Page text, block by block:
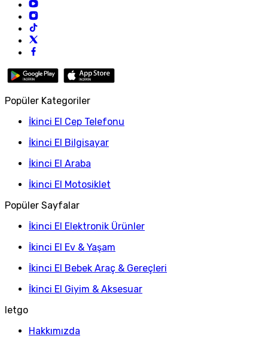
Popüler Kategoriler
İkinci El Cep Telefonu
İkinci El Bilgisayar
İkinci El Araba
İkinci El Motosiklet
Popüler Sayfalar
İkinci El Elektronik Ürünler
İkinci El Ev & Yaşam
İkinci El Bebek Araç & Gereçleri
İkinci El Giyim & Aksesuar
letgo
Hakkımızda